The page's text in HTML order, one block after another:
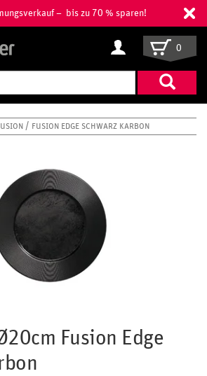
– bis zu 70 % sparen!
Suchbegriff
eingeben
0
FUSION EDGE SCHWARZ KARBON
Fusion Edge